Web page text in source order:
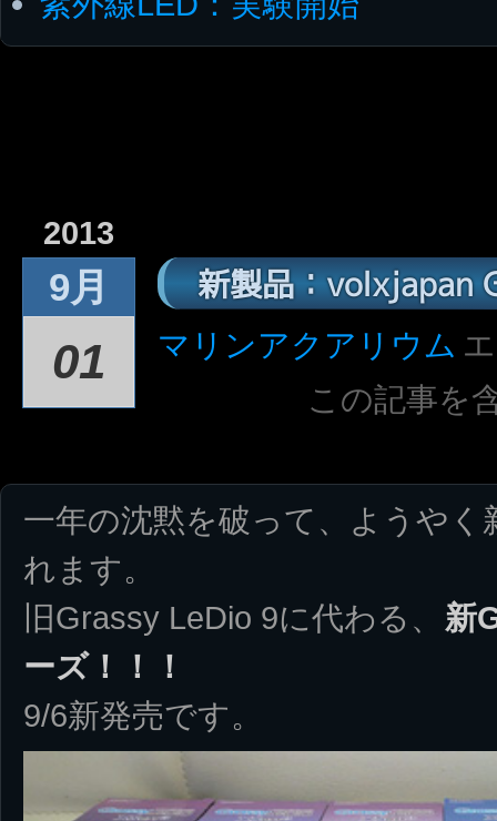
2013
9月
01
新製品：volxjapan
マリンアクアリウム
この記事を
一年の沈黙を破って、ようや
れます。
旧Grassy LeDio 9に代わる、 新
ーズ！！！
9/6新発売です。